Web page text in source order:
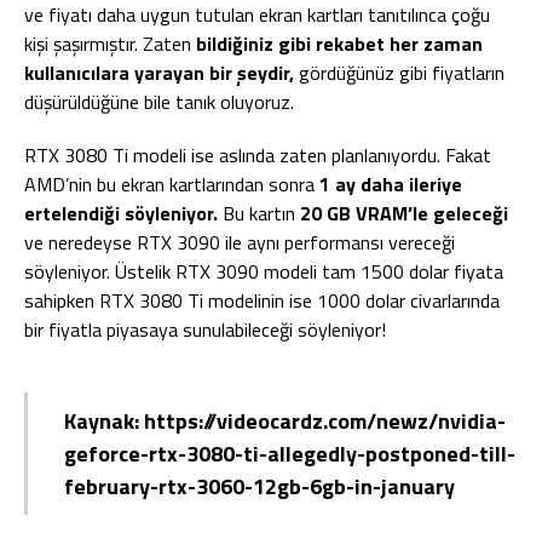
ve fiyatı daha uygun tutulan ekran kartları tanıtılınca çoğu
kişi şaşırmıştır. Zaten bildiğiniz gibi rekabet her zaman
kullanıcılara yarayan bir şeydir,gördüğünüz gibi fiyatların
düşürüldüğüne bile tanık oluyoruz.
RTX 3080 Ti modeli ise aslında zaten planlanıyordu. Fakat
AMD’nin bu ekran kartlarından sonra1 ay daha ileriye
ertelendiği söyleniyor. Bu kartın 20 GB VRAM’le geleceği
ve neredeyse RTX 3090 ile aynı performansı vereceği
söyleniyor. Üstelik RTX 3090 modeli tam 1500 dolar fiyata
sahipken RTX 3080 Ti modelinin ise 1000 dolar civarlarında
bir fiyatla piyasaya sunulabileceği söyleniyor!
Kaynak: https://videocardz.com/newz/nvidia-
geforce-rtx-3080-ti-allegedly-postponed-till-
february-rtx-3060-12gb-6gb-in-january